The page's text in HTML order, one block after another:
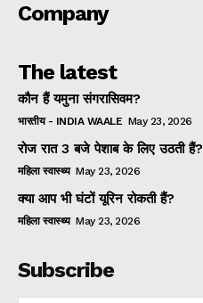
Company
The latest
कौन हैं यमुना संगरासिवम?
भारतीय - INDIA WAALE May 23, 2026
रोज रात 3 बजे पेशाब के लिए उठती हैं?
महिला स्वास्थ्य May 23, 2026
क्या आप भी घंटों यूरिन रोकती हैं?
महिला स्वास्थ्य May 23, 2026
Subscribe